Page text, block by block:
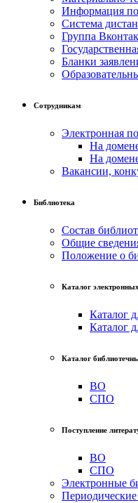
Информация
Система
Группа
Бланки
Сотрудникам
Электронная
На
На
Вакансии,
Библиотека
Состав
Общие
Положение о
Каталог
Каталог
Каталог
Каталог
ВО
СПО
Поступление
ВО
СПО
Электронные